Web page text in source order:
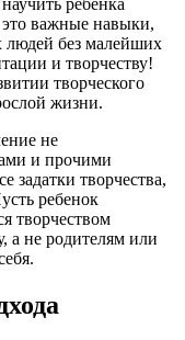
ребенка
это важные навыки,
людей без малейших
и творчеству!
творческого
жизни.
не
и прочими
задатки творчества,
ребенок
творчеством
а не родителям или